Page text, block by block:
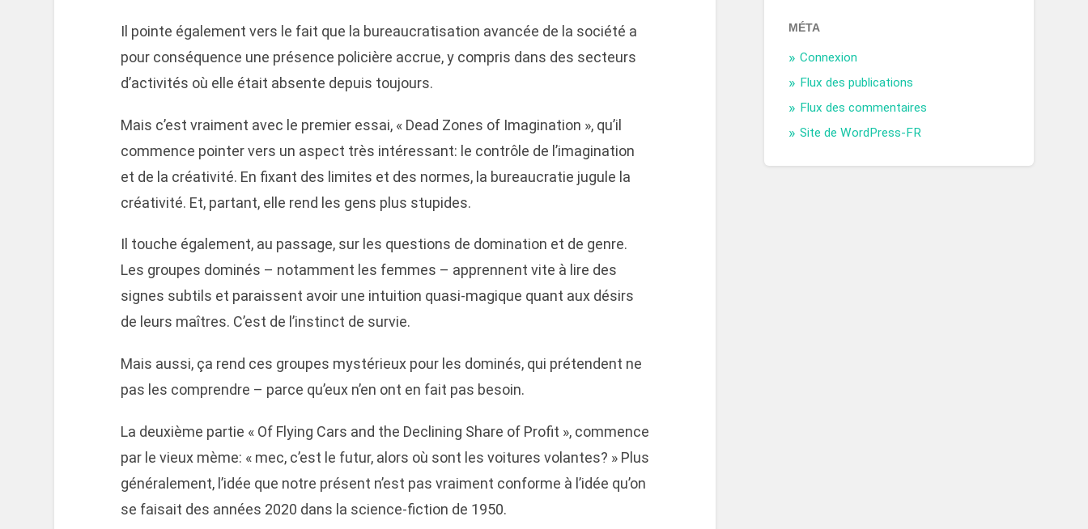
Il pointe également vers le fait que la bureaucratisation avancée de la société a
pour conséquence une présence policière accrue, y compris dans des secteurs
d’activités où elle était absente depuis toujours.
Mais c’est vraiment avec le premier essai, « Dead Zones of Imagination », qu’il
commence pointer vers un aspect très intéressant: le contrôle de l’imagination
et de la créativité. En fixant des limites et des normes, la bureaucratie jugule la
créativité. Et, partant, elle rend les gens plus stupides.
Il touche également, au passage, sur les questions de domination et de genre.
Les groupes dominés – notamment les femmes – apprennent vite à lire des
signes subtils et paraissent avoir une intuition quasi-magique quant aux désirs
de leurs maîtres. C’est de l’instinct de survie.
Mais aussi, ça rend ces groupes mystérieux pour les dominés, qui prétendent ne
pas les comprendre – parce qu’eux n’en ont en fait pas besoin.
La deuxième partie « Of Flying Cars and the Declining Share of Profit », commence
par le vieux mème: « mec, c’est le futur, alors où sont les voitures volantes? » Plus
généralement, l’idée que notre présent n’est pas vraiment conforme à l’idée qu’on
se faisait des années 2020 dans la science-fiction de 1950.
MÉTA
Connexion
Flux des publications
Flux des commentaires
Site de WordPress-FR